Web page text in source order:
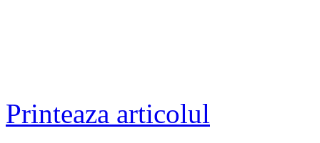
Printeaza articolul